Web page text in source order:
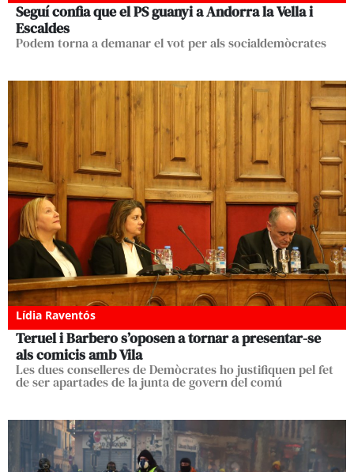
Seguí confia que el PS guanyi a Andorra la Vella i
Escaldes
Podem torna a demanar el vot per als socialdemòcrates
Lídia Raventós
Teruel i Barbero s’oposen a tornar a presentar-se
als comicis amb Vila
Les dues conselleres de Demòcrates ho justifiquen pel fet
de ser apartades de la junta de govern del comú